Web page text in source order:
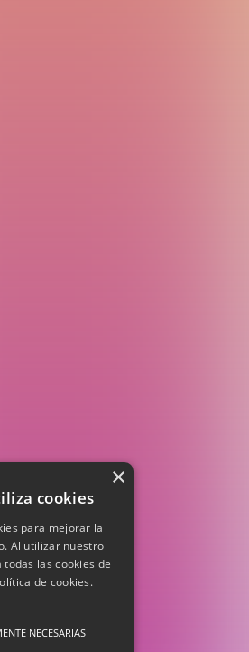
×
cookies
para mejorar la
Al utilizar nuestro
las cookies de
de cookies.
NECESARIAS